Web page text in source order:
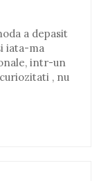
a depasit
iata-ma
intr-un
, nu